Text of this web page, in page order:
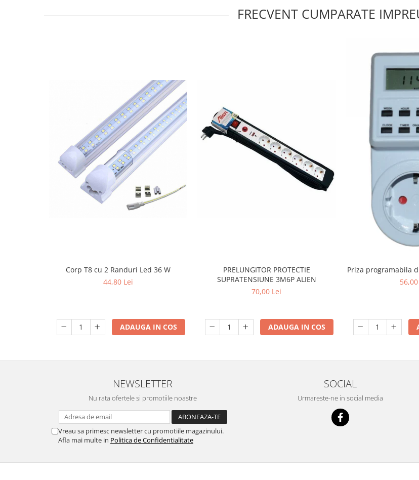
FRECVENT CUMPARATE
Corp T8 cu 2 Randuri Led 36 W
44,80 Lei
ADAUGA IN COS
PRELUNGITOR PROTECTIE
SUPRATENSIUNE 3M6P ALIEN
70,00 Lei
ADAUGA IN COS
Priza programabila
NEWSLETTER
Nu rata ofertele si promotiile noastre
Vreau sa primesc newsletter cu promotiile magazinului.
Afla mai multe in Politica de Confidentialitate
SOCIAL
Urmareste-ne in social media